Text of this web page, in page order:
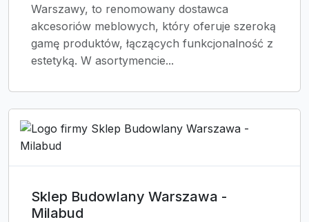
Warszawy, to renomowany dostawca
akcesoriów meblowych, który oferuje szeroką
gamę produktów, łączących funkcjonalność z
estetyką. W asortymencie...
Sklep Budowlany Warszawa -
Milabud